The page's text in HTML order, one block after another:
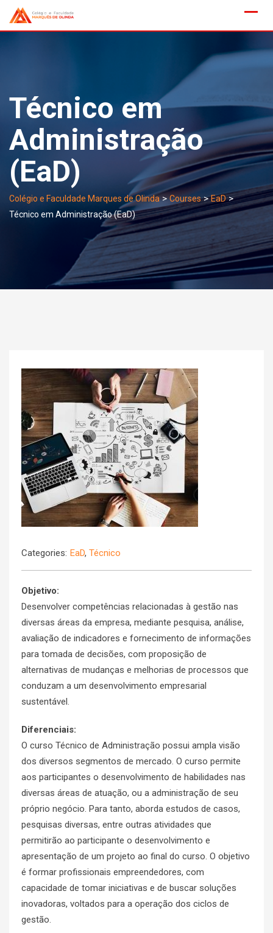
Técnico em
Administração
(EaD)
Colégio e Faculdade Marques de Olinda>Courses>EaD>
Técnico em Administração (EaD)
Categories: EaD, Técnico
Objetivo:
Desenvolver competências relacionadas à gestão nas
diversas áreas da empresa, mediante pesquisa, análise,
avaliação de indicadores e fornecimento de informações
para tomada de decisões, com proposição de
alternativas de mudanças e melhorias de processos que
conduzam a um desenvolvimento empresarial
sustentável.
Diferenciais:
O curso Técnico de Administração possui ampla visão
dos diversos segmentos de mercado. O curso permite
aos participantes o desenvolvimento de habilidades nas
diversas áreas de atuação, ou a administração de seu
próprio negócio. Para tanto, aborda estudos de casos,
pesquisas diversas, entre outras atividades que
permitirão ao participante o desenvolvimento e
apresentação de um projeto ao final do curso. O objetivo
é formar profissionais empreendedores, com
capacidade de tomar iniciativas e de buscar soluções
inovadoras, voltados para a operação dos ciclos de
gestão.